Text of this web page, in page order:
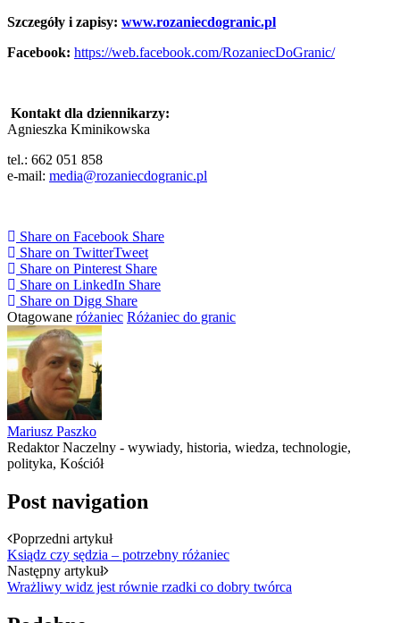
Szczegóły i zapisy: www.rozaniecdogranic.pl
Facebook: https://web.facebook.com/RozaniecDoGranic/
Kontakt dla dziennikarzy:
Agnieszka Kminikowska
tel.: 662 051 858
e-mail: media@rozaniecdogranic.pl
Share on Facebook Share
Share on TwitterTweet
Share on Pinterest Share
Share on LinkedIn Share
Share on Digg Share
Otagowane różaniec Różaniec do granic
Mariusz Paszko
Redaktor Naczelny - wywiady, historia, wiedza, technologie,
polityka, Kościół
Post navigation
Poprzedni artykuł
Ksiądz czy sędzia – potrzebny różaniec
Następny artykuł
Wrażliwy widz jest równie rzadki co dobry twórca